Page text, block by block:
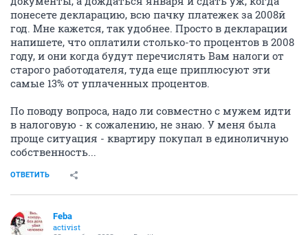
понесете декларацию, всю пачку платежек за 2008й
год. Мне кажется, так удобнее. Просто в декларации
напишете, что оплатили столько-то процентов в 2008
году, и они когда будут перечислять Вам налоги от
старого работодателя, туда еще приплюсуют эти
самые 13% от уплаченных процентов.
По поводу вопроса, надо ли совместно с мужем идти
в налоговую - к сожалению, не знаю. У меня была
проще ситуация - квартиру покупал в единоличную
собственность...
ОТВЕТИТЬ
Feba
activist